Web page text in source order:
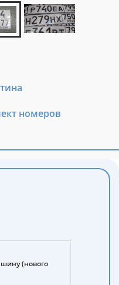
номеров
(нового